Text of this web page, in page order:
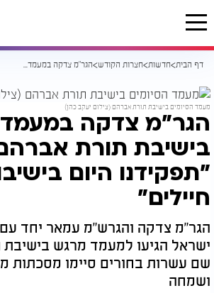
דף הבית חדשות חצרות הקודש הגר"מ צדקה במעמד הסיומים בישיבת תורת אברהם: "תפקידנו היום בישיבות להציל חיילים"
מעמד הסיומים בישיבת תורת אברהם (צילום יעקב כהן)
הגר"מ צדקה במעמד
בישיבת תורת
"תפקידנו היום
חיילים"
הגר"מ צדקה והגרש"מ עמאר יחד עם
ישראל הגיעו למעמד מרגש
שם עשרות בחורים סיימו מסכתות
ושמחה